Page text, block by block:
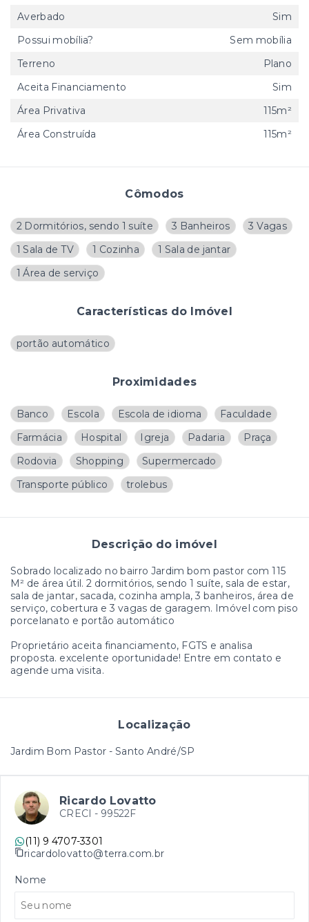
Cômodos
2 Dormitórios, sendo 1 suíte 3 Banheiros
3 Vagas
1 Sala de TV
1 Cozinha
1 Sala de jantar
1 Área de serviço
Características do Imóvel
portão automático
Proximidades
Banco Escola Escola de idioma
Faculdade
Farmácia
Hospital Igreja Padaria
Praça
Rodovia
Shopping
Supermercado
Transporte público
trolebus
Descrição do imóvel
Sobrado localizado no bairro Jardim bom pastor com 115
M² de área útil. 2 dormitórios, sendo 1 suíte, sala de estar,
sala de jantar, sacada, cozinha ampla, 3 banheiros, área de
serviço, cobertura e 3 vagas de garagem. Imóvel com piso
porcelanato e portão automático
Proprietário aceita financiamento, FGTS e analisa
proposta. excelente oportunidade! Entre em contato e
agende uma visita.
Localização
Jardim Bom Pastor - Santo André/SP
Averbado
Sim
Possui mobília?
Sem mobília
Terreno
Plano
Aceita Financiamento
Sim
Área Privativa
115m²
Área Construída
115m²
Ricardo Lovatto
CRECI - 99522F
(11) 9 4707-3301
ricardolovatto@terra.com.br
Nome